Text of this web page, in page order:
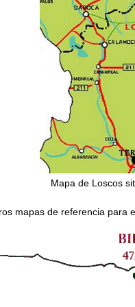
Mapa de Loscos
mapas de referencia para